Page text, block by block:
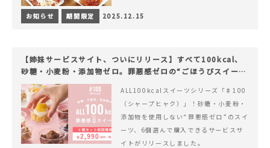
お知らせ 期間限定 2025.12.15
【姉妹サービスサイト、ついにリリース】すべて100kcal、
砂糖・小麦粉・添加物ゼロ。罪悪感ゼロの“ごほうびスイー
ツ”『#100（シャープ100）』
ALL100kcalスイーツシリーズ「♯100
（シャープヒャク）」！砂糖・小麦粉・
添加物を使用しない“罪悪感ゼロ”のスイ
ーツ、6個選んで購入できるサービスサ
イトがリリースしました。